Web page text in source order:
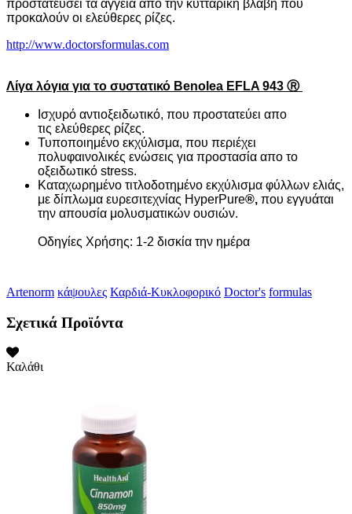
προστατεύσει τα αγγεία από την κυτταρική βλάβη που
προκαλούν οι ελεύθερες ρίζες.
http://www.doctorsformulas.com
Λίγα λόγια για το συστατικό Benolea ΕFLA 943 Ⓡ
Ισχυρό αντιοξειδωτικό, που προστατεύει απο
τις ελεύθερες ρίζες.
Τυποποιημένο εκχύλισμα, που περιέχει
πολυφαινολικές ενώσεις για προστασία απο το
οξειδωτικό stress.
Καταχωρημένο τιτλοδοτημένο εκχύλισμα φύλλων ελιάς,
με δίπλωμα ευρεσιτεχνίας HyperPure®, που εγγυάται
την απουσία μολυσματικών ουσιών.
Οδηγίες Χρήσης: 1-2 δισκία την ημέρα
Artenorm κάψουλες Καρδιά-Κυκλοφορικό Doctor's formulas
Σχετικά Προϊόντα
Καλάθι